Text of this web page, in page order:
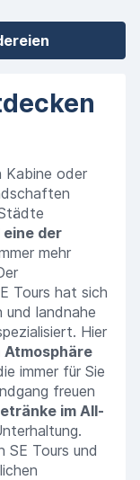
Kabine oder
der
mehr
Tours hat sich
und landnahe
Hier
Atmosphäre
immer für Sie
freuen
im All-
SE Tours und